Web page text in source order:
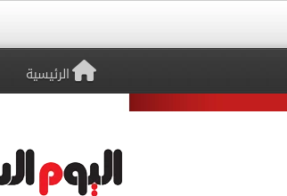
الرئيسية